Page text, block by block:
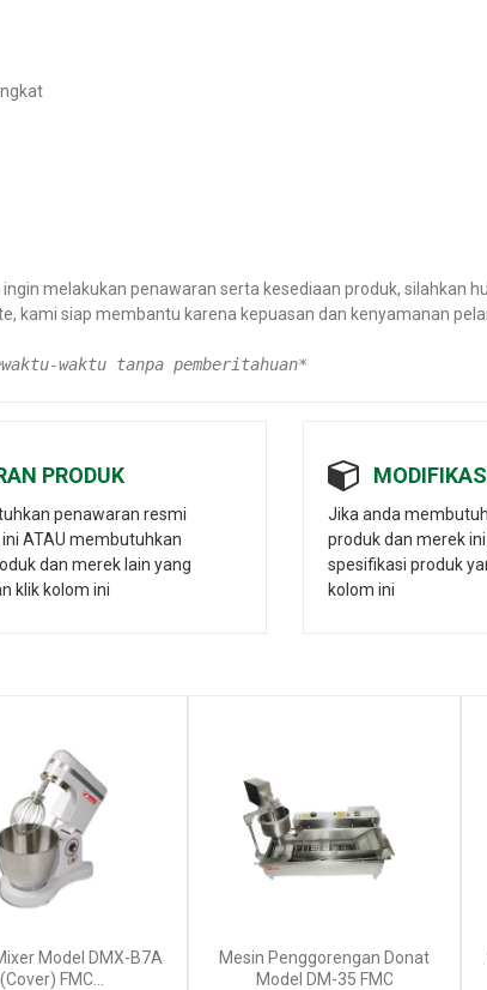
melakukan penawaran serta kesediaan produk, silahkan
kami siap membantu karena kepuasan dan kenyamanan
waktu tanpa pemberitahuan*
PRODUK
penawaran resmi
ATAU membutuhkan
dan merek lain yang
klik kolom ini
Jika anda
produk dan merek
spesifikasi produk
kolom ini
Model DMX-B7A
(Cover) FMC...
Mesin Penggorengan Donat
Model DM-35 FMC